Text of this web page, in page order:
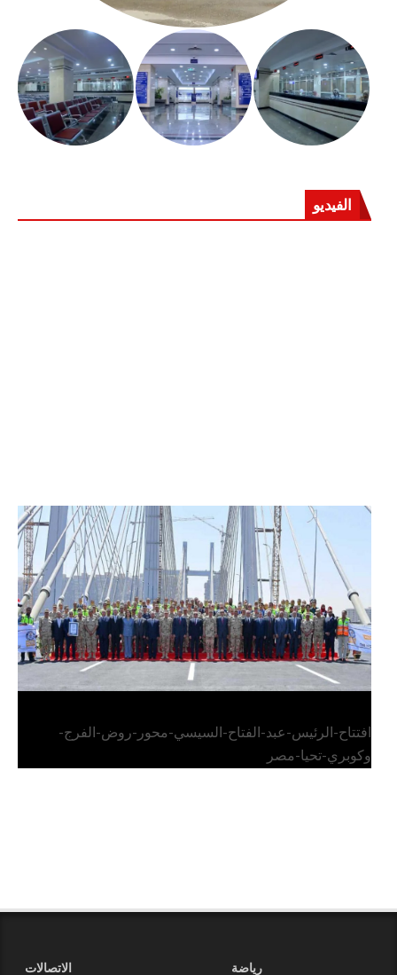
الفيديو
الرئيس عبد الفتاح السيسي يفتتح محور روض الفرج
وكوبري تحيا مصر
افتتاح-الرئيس-عبد-الفتاح-السيسي-محور-روض-الفرج-
وكوبري-تحيا-مصر
رياضة
الاتصالات